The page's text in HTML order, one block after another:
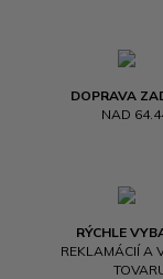
DOPRAVA
NAD
RÝCHLE
REKLAMÁCIÍ A